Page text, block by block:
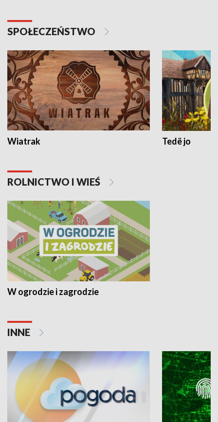
SPOŁECZEŃSTWO
Wiatrak Tedë jo
ROLNICTWO I WIEŚ
W ogrodzie i zagrodzie
INNE